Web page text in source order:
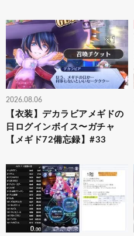
2026.08.06
【衣装】デカラビアメギドの
日ログインボイス〜ガチャ
【メギド72備忘録】#33